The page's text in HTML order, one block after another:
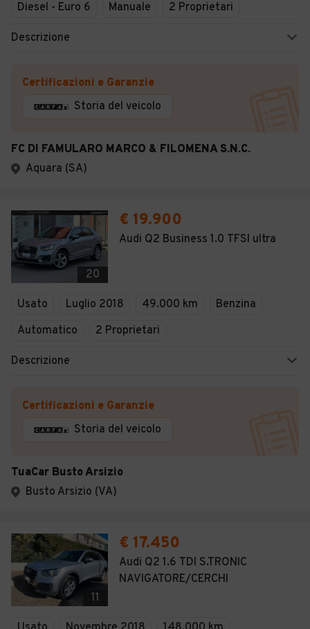
Diesel - Euro 6
Manuale 2 Proprietari
Descrizione
Certificazioni e Garanzie
Storia del veicolo
FC DI FAMULARO MARCO & FILOMENA S.N.C.
Aquara (SA)
20
€ 19.900
Audi Q2 Business 1.0 TFSI ultra
Usato Luglio 2018 49.000 km
Benzina
Automatico
2 Proprietari
Descrizione
Certificazioni e Garanzie
Storia del veicolo
TuaCar Busto Arsizio
Busto Arsizio (VA)
11
€ 17.450
Audi Q2 1.6 TDI S.TRONIC
NAVIGATORE/CERCHI